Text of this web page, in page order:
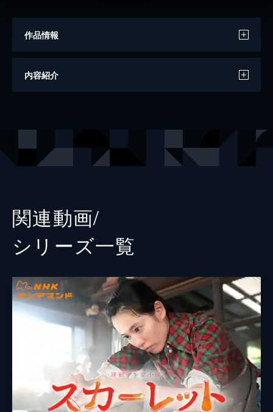
作品情報
作
内容紹介
関連動画/
シリーズ⼀覧